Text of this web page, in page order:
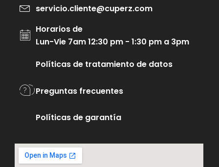
servicio.cliente@cuperz.com
Horarios de
Lun-Vie 7am 12:30 pm - 1:30 pm a 3pm
Políticas de tratamiento de datos
Preguntas frecuentes
Políticas de garantía